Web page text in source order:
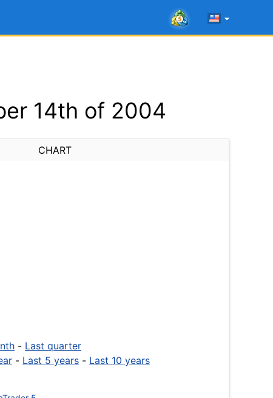
14th of 2004
CHART
- Last quarter
- Last 5 years - Last 10 years